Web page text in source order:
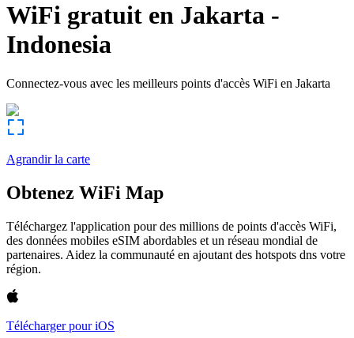
WiFi gratuit en Jakarta -
Indonesia
Connectez-vous avec les meilleurs points d'accès WiFi en Jakarta
Agrandir la carte
Obtenez WiFi Map
Téléchargez l'application pour des millions de points d'accès WiFi,
des données mobiles eSIM abordables et un réseau mondial de
partenaires. Aidez la communauté en ajoutant des hotspots dns votre
région.
Télécharger pour iOS